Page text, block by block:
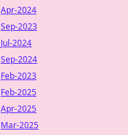
Apr-2024
Sep-2023
Jul-2024
Sep-2024
Feb-2023
Feb-2025
Apr-2025
Mar-2025